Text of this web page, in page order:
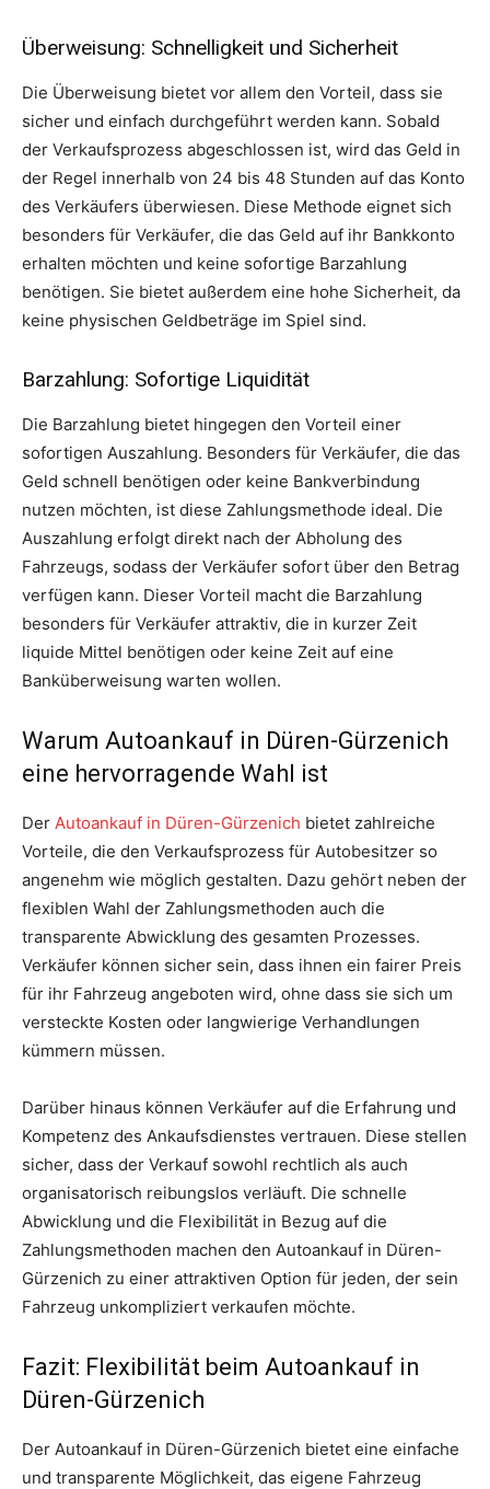
Überweisung: Schnelligkeit und Sicherheit
Die Überweisung bietet vor allem den Vorteil, dass sie
sicher und einfach durchgeführt werden kann. Sobald
der Verkaufsprozess abgeschlossen ist, wird das Geld in
der Regel innerhalb von 24 bis 48 Stunden auf das Konto
des Verkäufers überwiesen. Diese Methode eignet sich
besonders für Verkäufer, die das Geld auf ihr Bankkonto
erhalten möchten und keine sofortige Barzahlung
benötigen. Sie bietet außerdem eine hohe Sicherheit, da
keine physischen Geldbeträge im Spiel sind.
Barzahlung: Sofortige Liquidität
Die Barzahlung bietet hingegen den Vorteil einer
sofortigen Auszahlung. Besonders für Verkäufer, die das
Geld schnell benötigen oder keine Bankverbindung
nutzen möchten, ist diese Zahlungsmethode ideal. Die
Auszahlung erfolgt direkt nach der Abholung des
Fahrzeugs, sodass der Verkäufer sofort über den Betrag
verfügen kann. Dieser Vorteil macht die Barzahlung
besonders für Verkäufer attraktiv, die in kurzer Zeit
liquide Mittel benötigen oder keine Zeit auf eine
Banküberweisung warten wollen.
Warum Autoankauf in Düren-Gürzenich
eine hervorragende Wahl ist
Der Autoankauf in Düren-Gürzenich bietet zahlreiche
Vorteile, die den Verkaufsprozess für Autobesitzer so
angenehm wie möglich gestalten. Dazu gehört neben der
flexiblen Wahl der Zahlungsmethoden auch die
transparente Abwicklung des gesamten Prozesses.
Verkäufer können sicher sein, dass ihnen ein fairer Preis
für ihr Fahrzeug angeboten wird, ohne dass sie sich um
versteckte Kosten oder langwierige Verhandlungen
kümmern müssen.
Darüber hinaus können Verkäufer auf die Erfahrung und
Kompetenz des Ankaufsdienstes vertrauen. Diese stellen
sicher, dass der Verkauf sowohl rechtlich als auch
organisatorisch reibungslos verläuft. Die schnelle
Abwicklung und die Flexibilität in Bezug auf die
Zahlungsmethoden machen den Autoankauf in Düren-
Gürzenich zu einer attraktiven Option für jeden, der sein
Fahrzeug unkompliziert verkaufen möchte.
Fazit: Flexibilität beim Autoankauf in
Düren-Gürzenich
Der Autoankauf in Düren-Gürzenich bietet eine einfache
und transparente Möglichkeit, das eigene Fahrzeug